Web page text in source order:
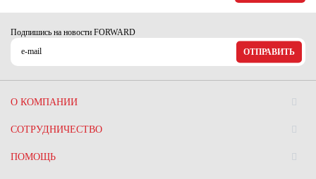
Подпишись на новости FORWARD
ОТПРАВИТЬ
О КОМПАНИИ
СОТРУДНИЧЕСТВО
ПОМОЩЬ